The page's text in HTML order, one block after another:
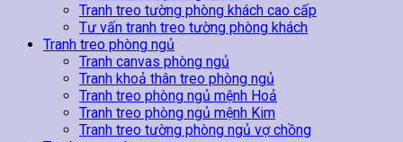
Tranh treo tường phòng khách cao cấp
Tư vấn tranh treo tường phòng khách
Tranh treo phòng ngủ
Tranh canvas phòng ngủ
Tranh khoả thân treo phòng ngủ
Tranh treo phòng ngủ mệnh Hoả
Tranh treo phòng ngủ mệnh Kim
Tranh treo tường phòng ngủ vợ chồng